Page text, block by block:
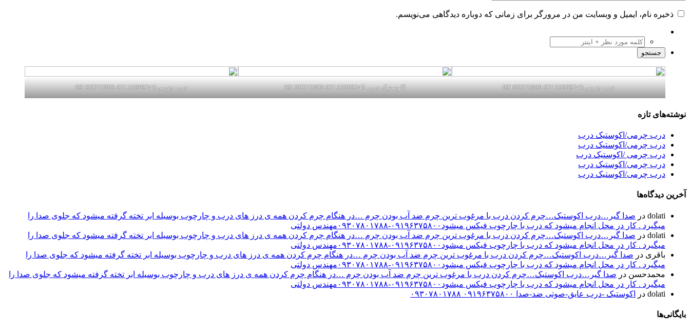
ذخیره نام، ایمیل و وبسایت من در مرورگر برای زمانی که دوباره دیدگاهی می‌نویسم.
درب چرمی02155969245-09196375800 اکوستیک درب 02155969245-09196375800 درب چرمی02155969245-09196375800
نوشته‌های تازه
درب چرمی/اکوستیک درب
درب چرمی/اکوستیک درب
درب چرمی /اکوستیک درب
درب چرمی/اکوستیک درب
درب چرمی/اکوستیک درب
آخرین دیدگاه‌ها
dolati در صدا گیر…درب اکوستیک…چرم کردن درب با مرغوب ترین چرم ضد آب بودن چرم …در هنگام چرم کردن همه ی درز های درب و چارچوب بوسیله ابر تخته گرفته میشود که جلوی صدا را
میگیرد . کار در محل انجام میشود که درب با چارچوب فیکس میشود۰۹۱۹۶۳۷۵۸۰۰-۰۹۳۰۷۸۰۱۷۸۸مهندس دولتی
dolati در صدا گیر…درب اکوستیک…چرم کردن درب با مرغوب ترین چرم ضد آب بودن چرم …در هنگام چرم کردن همه ی درز های درب و چارچوب بوسیله ابر تخته گرفته میشود که جلوی صدا را
میگیرد . کار در محل انجام میشود که درب با چارچوب فیکس میشود۰۹۱۹۶۳۷۵۸۰۰-۰۹۳۰۷۸۰۱۷۸۸مهندس دولتی
باقری در صدا گیر…درب اکوستیک…چرم کردن درب با مرغوب ترین چرم ضد آب بودن چرم …در هنگام چرم کردن همه ی درز های درب و چارچوب بوسیله ابر تخته گرفته میشود که جلوی صدا را
میگیرد . کار در محل انجام میشود که درب با چارچوب فیکس میشود۰۹۱۹۶۳۷۵۸۰۰-۰۹۳۰۷۸۰۱۷۸۸مهندس دولتی
محمدحسن در صدا گیر…درب اکوستیک…چرم کردن درب با مرغوب ترین چرم ضد آب بودن چرم …در هنگام چرم کردن همه ی درز های درب و چارچوب بوسیله ابر تخته گرفته میشود که جلوی صدا را
میگیرد . کار در محل انجام میشود که درب با چارچوب فیکس میشود۰۹۱۹۶۳۷۵۸۰۰-۰۹۳۰۷۸۰۱۷۸۸مهندس دولتی
dolati در اکوستیک -درب عایق-صوتی ضد-صدا ۰۹۱۹۶۳۷۵۸۰۰ ۰۹۳۰۷۸۰۱۷۸۸
بایگانی‌ها